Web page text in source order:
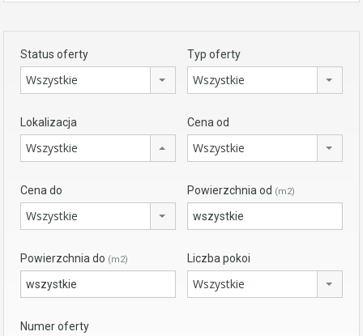
Status oferty
Wszystkie
Typ oferty
Wszystkie
Lokalizacja
Wszystkie
Cena od
Wszystkie
Cena do
Wszystkie
Powierzchnia od (m2)
Powierzchnia do (m2) Liczba pokoi
Wszystkie
Numer oferty